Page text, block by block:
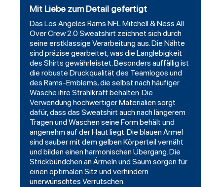
Mit Liebe zum Detail gefertigt
Das Los Angeles Rams NFL Mitchell & Ness All
Over Crew 2.0 Sweatshirt zeichnet sich durch
seine erstklassige Verarbeitung aus. Die Nähte
sind präzise gearbeitet, was die Langlebigkeit
des Shirts gewährleistet. Besonders auffällig ist
die robuste Druckqualität des Teamlogos und
des Rams-Emblems, die selbst nach häufiger
Wäsche ihre Strahlkraft behalten. Die
Verwendung hochwertiger Materialien sorgt
dafür, dass das Sweatshirt auch nach längerem
Tragen und Waschen seine Form behält und
angenehm auf der Haut liegt. Die blauen Ärmel
sind sauber mit dem gelben Körperteil vernäht
und bilden einen harmonischen Übergang. Die
Strickbündchen an Ärmeln und Saum sorgen für
einen optimalen Sitz und verhindern
unerwünschtes Verrutschen.